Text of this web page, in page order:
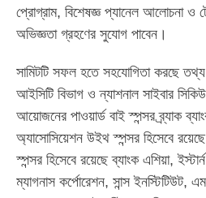
প্রোগ্রাম, বিশেষজ্ঞ প্যানেল আলোচনা ও
অভিজ্ঞতা গ্রহণের সুযোগ পাবেন।
সামিটটি সফল হতে সহযোগিতা করছে তথ্য
আইসিটি বিভাগ ও ন্যাশনাল সাইবার
আয়োজনের পাওয়ার্ড বাই স্পন্সর ব্র্যাক
অ্যাসোসিয়েশন উইথ স্পন্সর হিসেবে
স্পন্সর হিসেবে রয়েছে ব্যাংক এশিয়া,
ম্যাগনাস কর্পোরেশন, সান্স ইনস্টিটিউট,